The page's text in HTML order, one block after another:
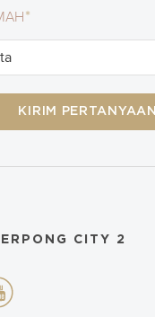
*
KIRIM PERTANYAAN
CITY 2